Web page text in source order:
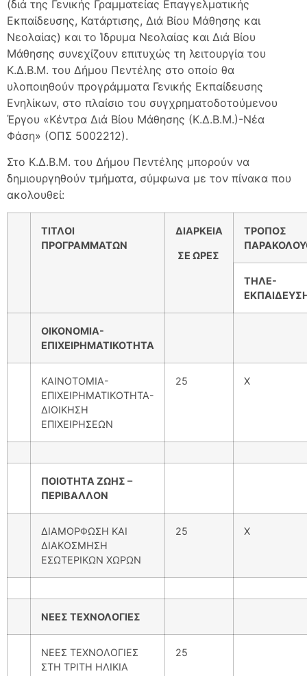
(διά της Γενικής Γραμματείας Επαγγελματικής
Εκπαίδευσης, Κατάρτισης, Διά Βίου Μάθησης και
Νεολαίας) και το Ίδρυμα Νεολαίας και Διά Βίου
Μάθησης συνεχίζουν επιτυχώς τη λειτουργία του
Κ.Δ.Β.Μ. του Δήμου Πεντέλης στο οποίο θα
υλοποιηθούν προγράμματα Γενικής Εκπαίδευσης
Ενηλίκων, στο πλαίσιο του συγχρηματοδοτούμενου
Έργου «Κέντρα Διά Βίου Μάθησης (Κ.Δ.Β.Μ.)-Νέα
Φάση» (ΟΠΣ 5002212).
Στο Κ.Δ.Β.Μ. του Δήμου Πεντέλης μπορούν να
δημιουργηθούν τμήματα, σύμφωνα με τον πίνακα που
ακολουθεί:
ΤΙΤΛΟΙ
ΠΡΟΓΡΑΜΜΑΤΩΝ
ΔΙΑΡΚΕΙΑ
ΣΕ ΩΡΕΣ
ΤΡΟΠΟΣ
ΤΗΛΕ-
ΟΙΚΟΝΟΜΙΑ-
ΕΠΙΧΕΙΡΗΜΑΤΙΚΟΤΗΤΑ
ΚΑΙΝΟΤΟΜΙΑ-
ΕΠΙΧΕΙΡΗΜΑΤΙΚΟΤΗΤΑ-
ΔΙΟΙΚΗΣΗ
ΕΠΙΧΕΙΡΗΣΕΩΝ
25 Χ
ΠΟΙΟΤΗΤΑ ΖΩΗΣ –
ΠΕΡΙΒΑΛΛΟΝ
ΔΙΑΜΟΡΦΩΣΗ ΚΑΙ
ΔΙΑΚΟΣΜΗΣΗ
ΕΣΩΤΕΡΙΚΩΝ ΧΩΡΩΝ
25 Χ
ΝΕΕΣ ΤΕΧΝΟΛΟΓΙΕΣ
ΝΕΕΣ ΤΕΧΝΟΛΟΓΙΕΣ
ΣΤΗ ΤΡΙΤΗ ΗΛΙΚΙΑ
25